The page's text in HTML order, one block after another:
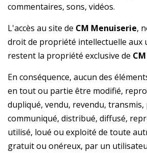
commentaires, sons, vidéos.
L'accès au site de CM Menuiserie,
droit de propriété intellectuelle aux
restent la propriété exclusive de
En conséquence, aucun des
en tout ou partie être modifié,
dupliqué, vendu, revendu, transmis,
communiqué, distribué, diffusé,
utilisé, loué ou exploité de toute
gratuit ou onéreux, par un